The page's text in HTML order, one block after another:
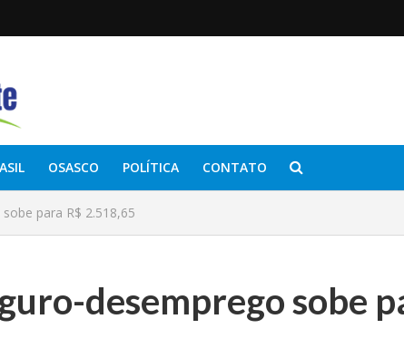
OSASCO POLÍTICA CONTATO
para R$ 2.518,65
desemprego sobe